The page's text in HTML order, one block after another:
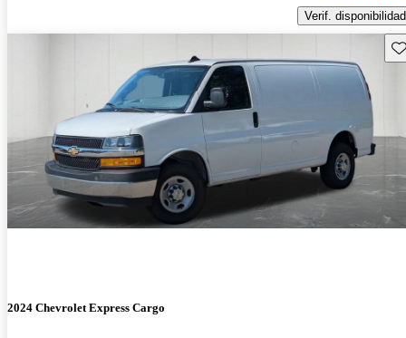
Verif. disponibilidad
2024 Chevrolet Express Cargo